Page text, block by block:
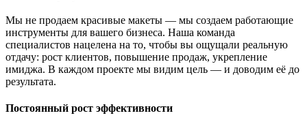
Мы не продаем красивые макеты — мы создаем работающие
инструменты для вашего бизнеса. Наша команда
специалистов нацелена на то, чтобы вы ощущали реальную
отдачу: рост клиентов, повышение продаж, укрепление
имиджа. В каждом проекте мы видим цель — и доводим её до
результата.
Постоянный рост эффективности